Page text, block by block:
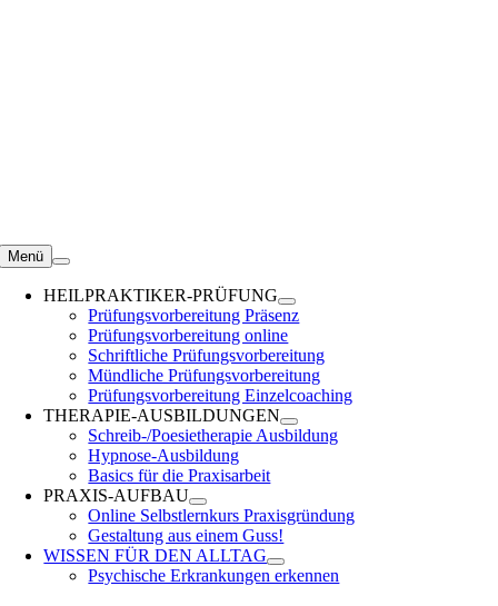
Menü
HEILPRAKTIKER-PRÜFUNG
Prüfungsvorbereitung Präsenz
Prüfungsvorbereitung online
Schriftliche Prüfungsvorbereitung
Mündliche Prüfungsvorbereitung
Prüfungsvorbereitung Einzelcoaching
THERAPIE-AUSBILDUNGEN
Schreib-/Poesietherapie Ausbildung
Hypnose-Ausbildung
Basics für die Praxisarbeit
PRAXIS-AUFBAU
Online Selbstlernkurs Praxisgründung
Gestaltung aus einem Guss!
WISSEN FÜR DEN ALLTAG
Psychische Erkrankungen erkennen